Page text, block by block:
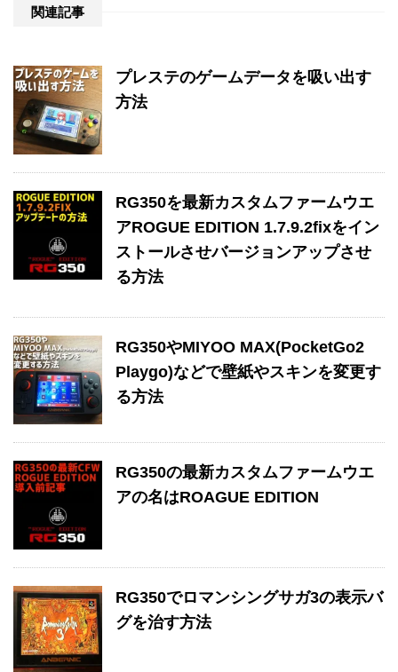
関連記事
プレステのゲームデータを吸い出す
方法
RG350を最新カスタムファームウエ
アROGUE EDITION 1.7.9.2fixをイン
ストールさせバージョンアップさせ
る方法
RG350やMIYOO MAX(PocketGo2
Playgo)などで壁紙やスキンを変更す
る方法
RG350の最新カスタムファームウエ
アの名はROAGUE EDITION
RG350でロマンシングサガ3の表示バ
グを治す方法